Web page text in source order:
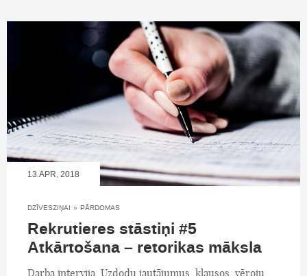
13.APR, 2018
DZĪVESZIŅAI » PĀRDOMAS
Rekrutieres stāstiņi #5
Atkārtošana – retorikas māksla
Darba intervija. Uzdodu jautājumus, klausos, vēroju,